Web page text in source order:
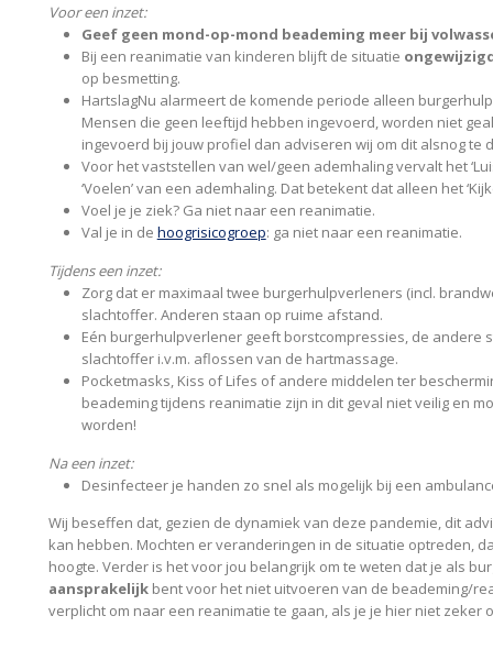
Voor een inzet:
Geef geen mond-op-mond beademing meer bij
Bij een reanimatie van kinderen blijft de situatie
op besmetting.
HartslagNu alarmeert de komende periode alleen
Mensen die geen leeftijd hebben ingevoerd, worden niet
ingevoerd bij jouw profiel dan adviseren wij om dit alsnog te
Voor het vaststellen van wel/geen ademhaling vervalt het
‘Voelen’ van een ademhaling. Dat betekent dat alleen het
Voel je je ziek? Ga niet naar een reanimatie.
Val je in de hoogrisicogroep: ga niet naar een reanimatie.
Tijdens een inzet:
Zorg dat er maximaal twee burgerhulpverleners (incl.
slachtoffer. Anderen staan op ruime afstand.
Eén burgerhulpverlener geeft borstcompressies, de andere
slachtoffer i.v.m. aflossen van de hartmassage.
Pocketmasks, Kiss of Lifes of andere middelen ter
beademing tijdens reanimatie zijn in dit geval niet veilig en
worden!
Na een inzet:
Desinfecteer je handen zo snel als mogelijk bij een
Wij beseffen dat, gezien de dynamiek van deze pandemie, dit
kan hebben. Mochten er veranderingen in de situatie optreden,
hoogte. Verder is het voor jou belangrijk om te weten dat je als
aansprakelijk bent voor het niet uitvoeren van de beademing/
verplicht om naar een reanimatie te gaan, als je je hier niet zeker